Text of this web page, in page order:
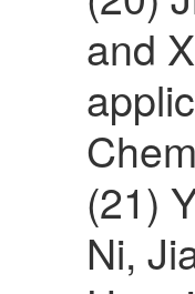
and
(21)
Ni,